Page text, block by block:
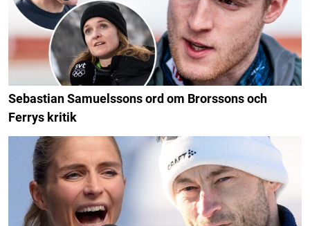
Sebastian Samuelssons ord om Brorssons och
Ferrys kritik